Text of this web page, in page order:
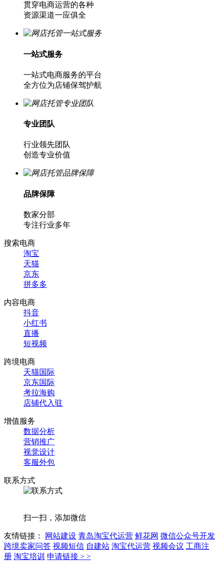
贯穿电商运营的各种
资源渠道一应俱全
一站式服务
一站式电商服务的平台
全方位为店铺保驾护航
专业团队
行业领先团队
创造专业价值
品牌保障
数家分部
专注行业多年
搜索电商
淘宝
天猫
京东
拼多多
内容电商
抖音
小红书
直播
短视频
跨境电商
天猫国际
京东国际
考拉海购
店铺代入驻
增值服务
数据分析
营销推广
视觉设计
客服外包
联系方式
扫一扫，添加微信
友情链接： 网站建设 青岛淘宝代运营 鲜花网 微信公众号开发
跨境卖家问答 视频短信 自建站 淘宝代运营 视频会议 工商注
册 淘宝培训 申请链接 > >